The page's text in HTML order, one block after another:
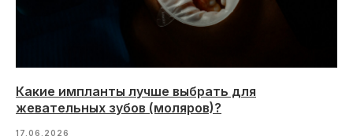
Какие импланты лучше выбрать для
жевательных зубов (моляров)?
17.06.2026